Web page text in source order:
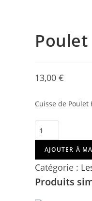
13,00 €
Cuisse de
quantité
de
Poulet
au
AJOUTER À
Catégorie :
Produits